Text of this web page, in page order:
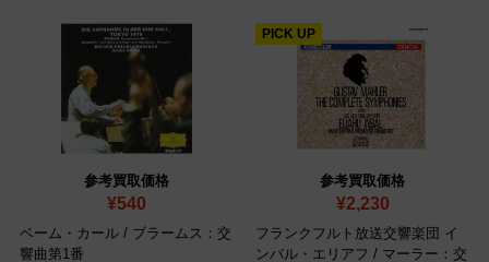
参考買取価格
¥540
ベーム・カール / ブラームス：交
響曲第1番
参考買取価格
¥2,230
PICK UP
フランクフルト放送交響楽団 イ
ンバル・エリアフ / マーラー：交